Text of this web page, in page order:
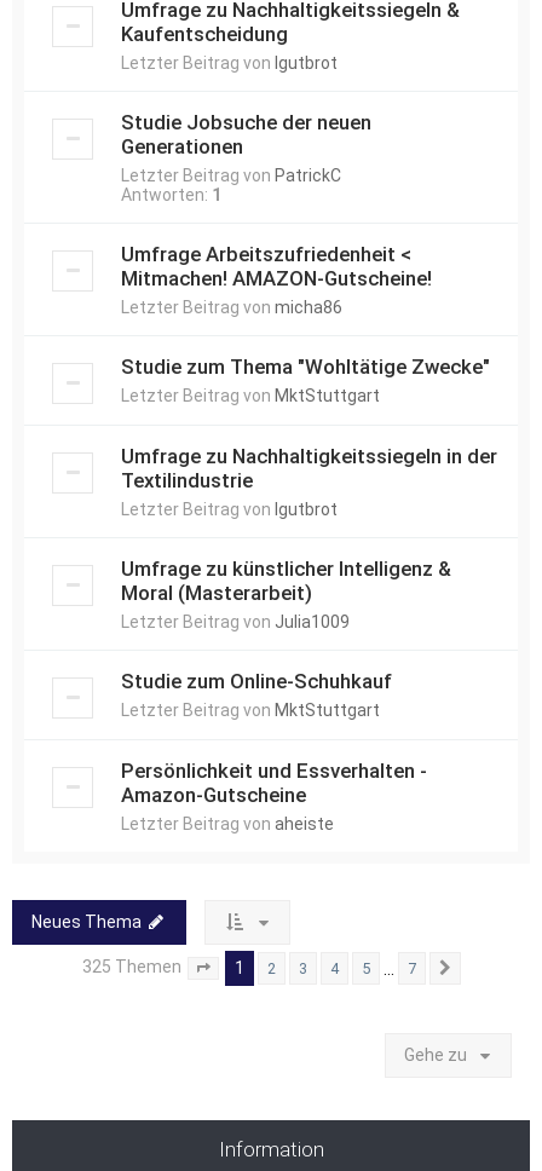
Umfrage zu Nachhaltigkeitssiegeln &
Kaufentscheidung
Letzter Beitrag von lgutbrot
Studie Jobsuche der neuen
Generationen
Letzter Beitrag von PatrickC
Antworten: 1
Umfrage Arbeitszufriedenheit <
Mitmachen! AMAZON-Gutscheine!
Letzter Beitrag von micha86
Studie zum Thema "Wohltätige Zwecke"
Letzter Beitrag von MktStuttgart
Umfrage zu Nachhaltigkeitssiegeln in der
Textilindustrie
Letzter Beitrag von lgutbrot
Umfrage zu künstlicher Intelligenz &
Moral (Masterarbeit)
Letzter Beitrag von Julia1009
Studie zum Online-Schuhkauf
Letzter Beitrag von MktStuttgart
Persönlichkeit und Essverhalten -
Amazon-Gutscheine
Letzter Beitrag von aheiste
Neues Thema
325 Themen Seite von 7
1 2 3 4 5 7
Gehe zu
Information